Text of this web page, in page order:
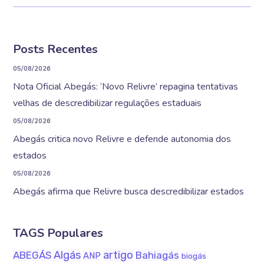
Posts Recentes
05/08/2026
Nota Oficial Abegás: ‘Novo Relivre’ repagina tentativas
velhas de descredibilizar regulações estaduais
05/08/2026
Abegás critica novo Relivre e defende autonomia dos
estados
05/08/2026
Abegás afirma que Relivre busca descredibilizar estados
TAGS Populares
ABEGÁS Algás ANP artigo Bahiagás biogás